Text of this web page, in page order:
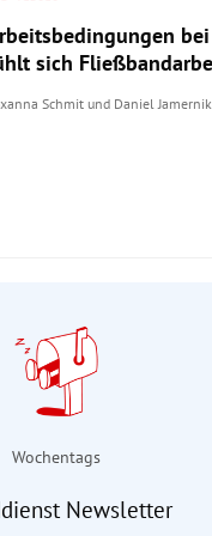
bei
sich
Schmitund Daniel Jamernik
Wochentags
Newsletter